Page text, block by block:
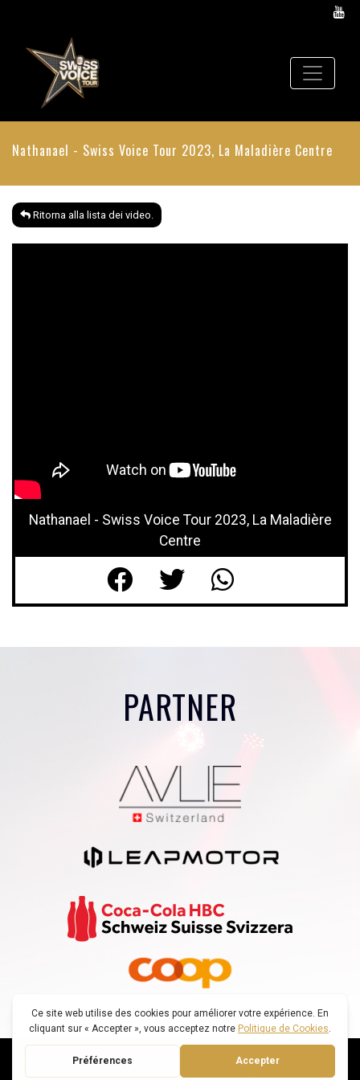
Nathanael - Swiss Voice Tour 2023, La Maladière Centre
Ritorna alla lista dei video.
Nathanael - Swiss Voice Tour 2023, La Maladière
Centre
PARTNER
© SWISS VOICE TOUR |Politica di confidenzialità
DECONNEXION
CREATO DA : SMARTFOX